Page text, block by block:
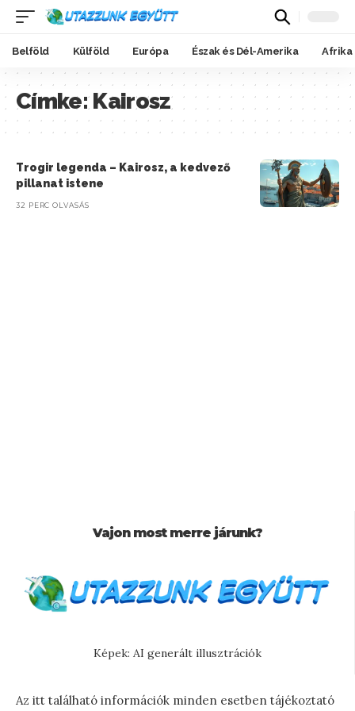
Belföld Külföld Európa Észak és Dél-Amerika Afrika
Címke:Kairosz
Trogir legenda – Kairosz, a kedvező
pillanat istene
32 PERC OLVASÁS
Vajon most merre járunk?
Képek: AI generált illusztrációk
Az itt található információk minden esetben tájékoztató